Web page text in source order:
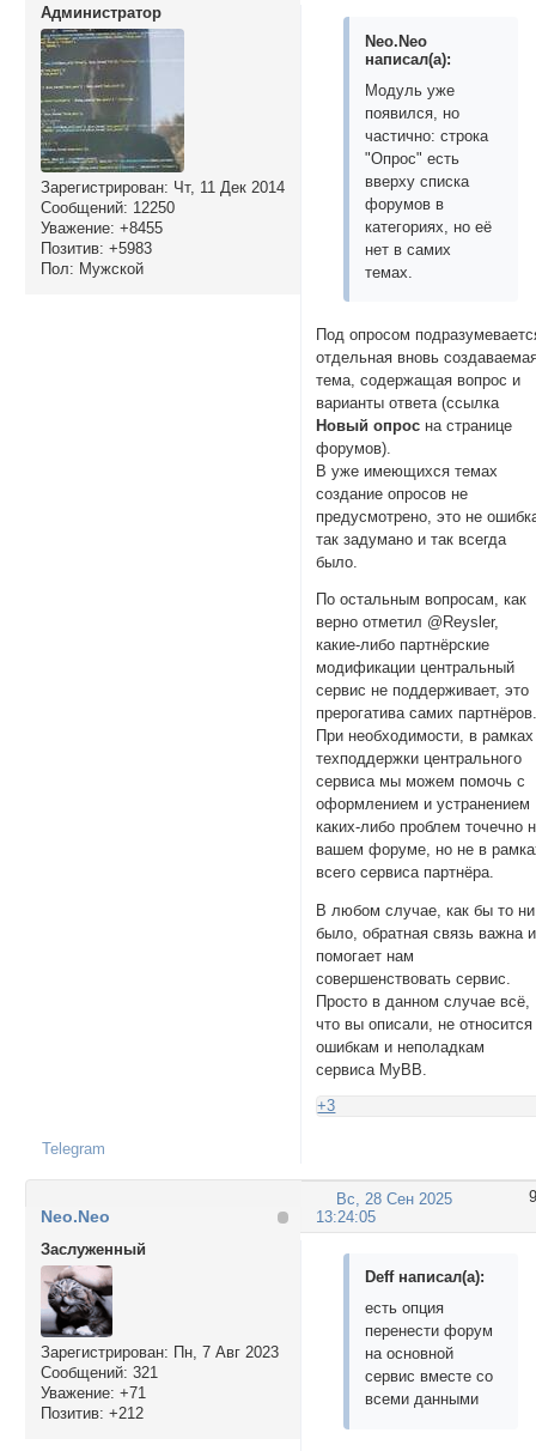
Администратор
Зарегистрирован: Чт, 11 Дек 2014
Сообщений: 12250
Уважение: +8455
Позитив: +5983
Пол: Мужской
Neo.Neo
написал(а):
Модуль уже
появился, но
частично: строка
"Опрос" есть
вверху списка
форумов в
категориях, но её
нет в самих
темах.
Под опросом
отдельная вновь
тема, содержащая вопрос и
варианты ответа (ссылка
Новый опрос на странице
форумов).
В уже имеющихся темах
создание опросов не
предусмотрено, это не
так задумано и так всегда
было.
По остальным вопросам, как
верно отметил @Reysler,
какие-либо партнёрские
модификации центральный
сервис не поддерживает, это
прерогатива самих
При необходимости, в рамках
техподдержки центрального
сервиса мы можем помочь с
оформлением и устранением
каких-либо проблем точечно
вашем форуме, но не в
всего сервиса партнёра.
В любом случае, как бы то ни
было, обратная связь важна и
помогает нам
совершенствовать сервис.
Просто в данном случае всё,
что вы описали, не относится
ошибкам и неполадкам
сервиса MyBB.
+3
Telegram
9
Вс, 28 Сен 2025
13:24:05
Neo.Neo
Заслуженный
Зарегистрирован: Пн, 7 Авг 2023
Сообщений: 321
Уважение: +71
Позитив: +212
Deff написал(а):
есть опция
перенести форум
на основной
сервис вместе со
всеми данными